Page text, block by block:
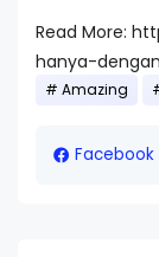
Read More:
hanya-
Amazing
Facebook